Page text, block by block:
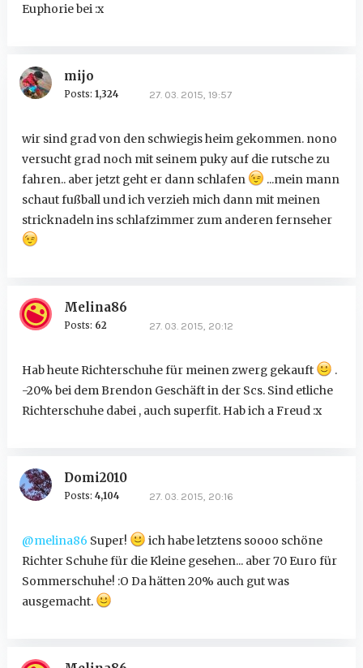
Euphorie bei :x
mijo
Posts: 1,324 27. 03. 2015, 19:57
wir sind grad von den schwiegis heim gekommen. nono
versucht grad noch mit seinem puky auf die rutsche zu
fahren.. aber jetzt geht er dann schlafen
...mein mann
schaut fußball und ich verzieh mich dann mit meinen
stricknadeln ins schlafzimmer zum anderen fernseher
Melina86
Posts: 62 27. 03. 2015, 20:12
Hab heute Richterschuhe für meinen zwerg gekauft
.
-20% bei dem Brendon Geschäft in der Scs. Sind etliche
Richterschuhe dabei , auch superfit. Hab ich a Freud :x
Domi2010
Posts: 4,104 27. 03. 2015, 20:16
@melina86 Super!
ich habe letztens soooo schöne
Richter Schuhe für die Kleine gesehen... aber 70 Euro für
Sommerschuhe! :O Da hätten 20% auch gut was
ausgemacht.